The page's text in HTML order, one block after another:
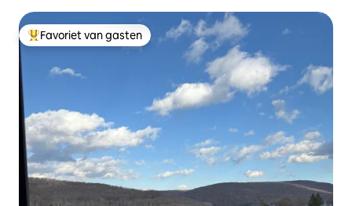
Topfavoriet van gasten
Favoriet van gasten